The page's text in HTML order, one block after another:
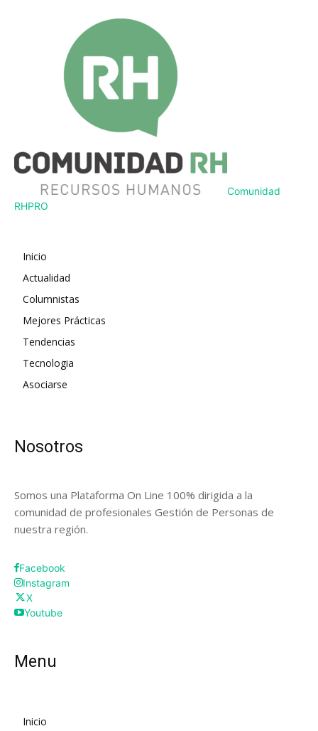
Comunidad
RHPRO
Inicio
Actualidad
Columnistas
Mejores Prácticas
Tendencias
Tecnologia
Asociarse
Nosotros
Somos una Plataforma On Line 100% dirigida a la
comunidad de profesionales Gestión de Personas de
nuestra región.
Facebook
Instagram
X
Youtube
Menu
Inicio